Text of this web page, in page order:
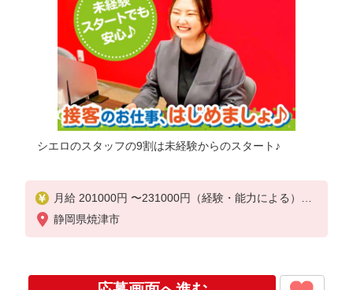
シエロのスタッフの9割は未経験からのスタート♪
月給 201000円 〜231000円（経験・能力による）
固定残業代: 11000円 〜11000円（7時間相当）
＊時間外手当は時間外労働の有無にかかわらず、固
■その他賞与 年2回昇給 年1回販売手当、資格手当扶
静岡県焼津市